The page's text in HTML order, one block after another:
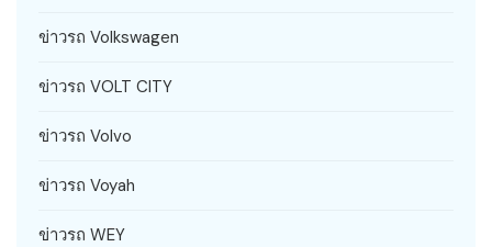
ข่าวรถ Volkswagen
ข่าวรถ VOLT CITY
ข่าวรถ Volvo
ข่าวรถ Voyah
ข่าวรถ WEY